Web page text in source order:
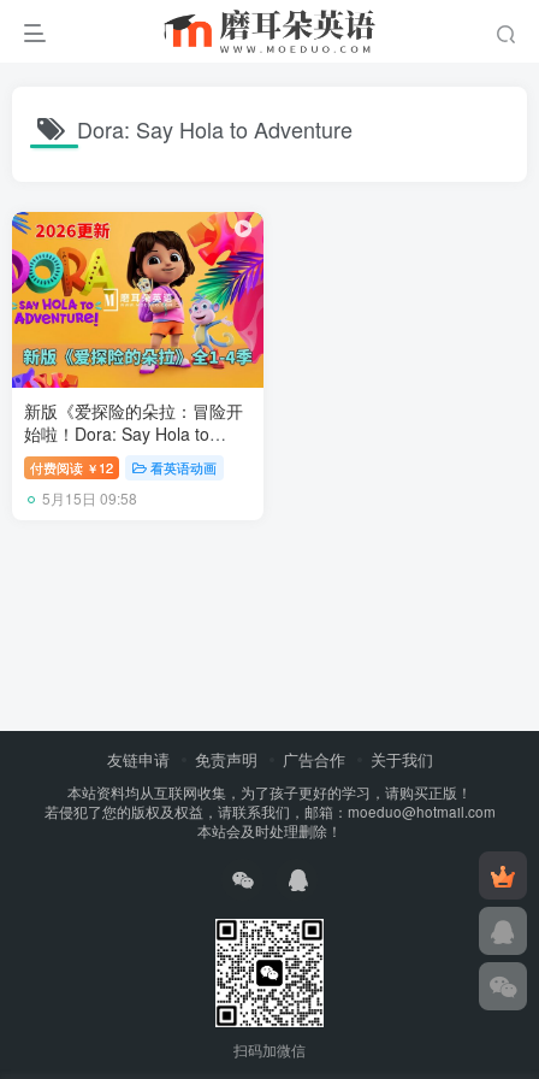
Dora: Say Hola to Adventure
新版《爱探险的朵拉：冒险开
始啦！Dora: Say Hola to
Adventure!》全四季共104
集，1080P高清视频带英文字
幕，带配套音频MP3，百度网
付费阅读 ￥ 12 看英语动画
5月15日 09:58
友链申请 免责声明 广告合作 关于我们
本站资料均从互联网收集，为了孩子更好的学习，请购买正版！
若侵犯了您的版权及权益，请联系我们，邮箱：moeduo@hotmail.com
本站会及时处理删除！
扫码加微信